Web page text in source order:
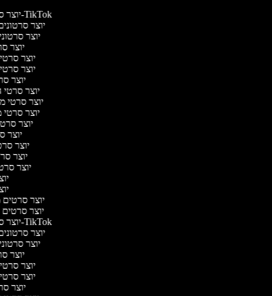
יוצר סרטונים ל-TikTok
יוצר
יוצר
יוצר
יוצר סרטי
יוצר סרטי
יוצר
יוצר סרטי
יוצר סרטי
יוצר סרטי
יוצר
יוצר
יוצר
יוצר
יוצר
יוצר סרטים
יוצר סרטים
יוצר סרטונים ל-TikTok
יוצר
יוצר
יוצר
יוצר סרטי
יוצר סרטי
יוצר